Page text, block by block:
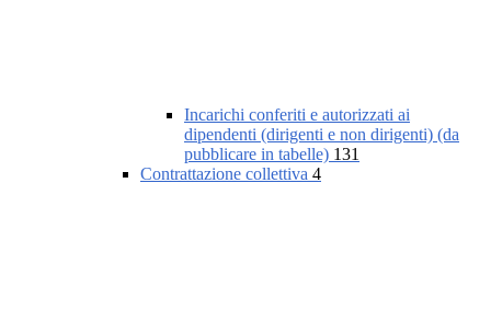
Incarichi conferiti e autorizzati ai
dipendenti (dirigenti e non dirigenti) (da
pubblicare in tabelle) 131
Contrattazione collettiva 4